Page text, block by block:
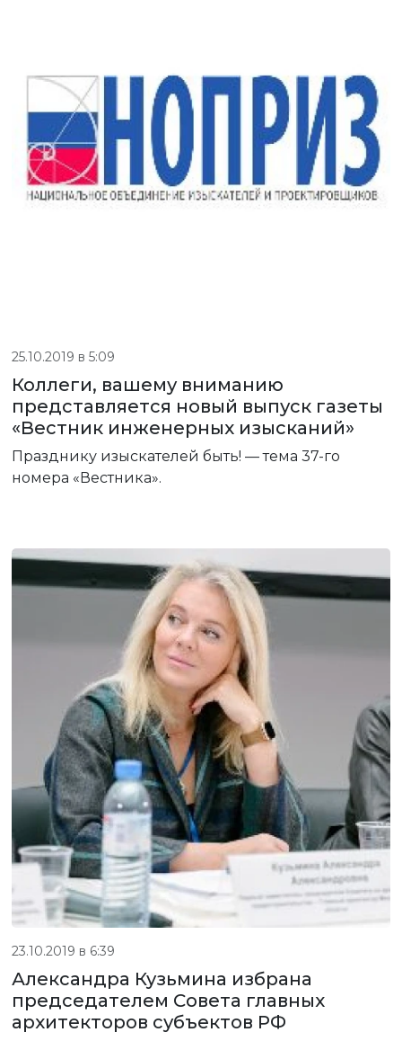
Коллеги, вашему вниманию
представляется новый выпуск газеты
«Вестник инженерных изысканий»
Празднику изыскателей быть! — тема 37-го
номера «Вестника».
25.10.2019 в 5:09
Александра Кузьмина избрана
председателем Совета главных
архитекторов субъектов РФ
23.10.2019 в 6:39